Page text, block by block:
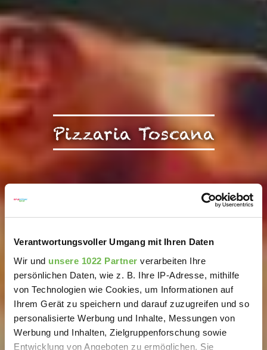
Verantwortungsvoller Umgang mit Ihren Daten
Wir und unsere 1022 Partner verarbeiten Ihre
persönlichen Daten, wie z. B. Ihre IP-Adresse, mithilfe
von Technologien wie Cookies, um Informationen auf
Ihrem Gerät zu speichern und darauf zuzugreifen und so
personalisierte Werbung und Inhalte, Messungen von
Werbung und Inhalten, Zielgruppenforschung sowie
Entwicklung von Angeboten zu ermöglichen. Sie
Pizzaria Toscana